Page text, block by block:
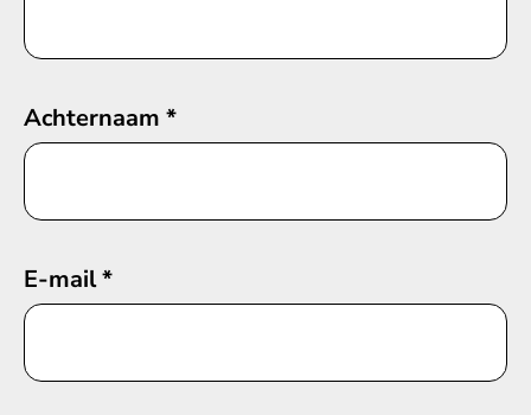
Achternaam *
E-mail*